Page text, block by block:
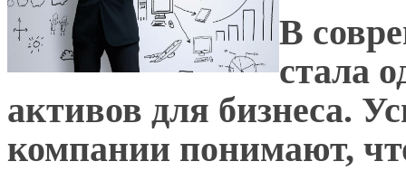
В
стала
активов для бизнеса.
компании понимают,